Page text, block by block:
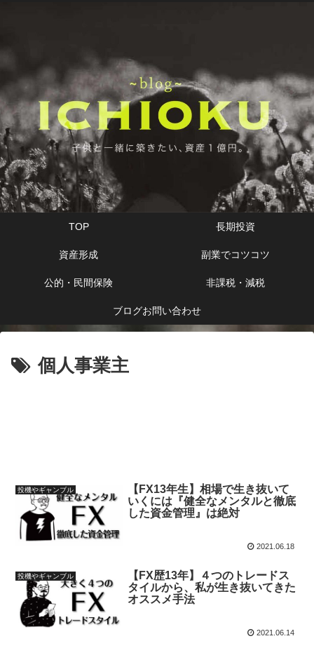
TOP 長期投資
資産形成 副業でコツコツ
公的・民間保険 非課税・減税
ブログお問い合わせ
個人事業主
投機やギャンブル
【FX13年生】相場で生き抜いて
いくには『健全なメンタルと徹底
した資金管理』は絶対
2021.06.18
投機やギャンブル
【FX歴13年】４つのトレードス
タイルから、私が生き抜いてきた
オススメ手法
2021.06.14